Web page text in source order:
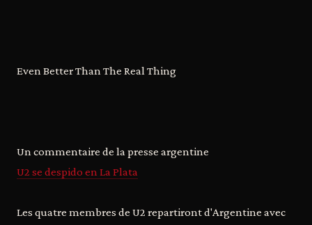
Even Better Than The Real Thing
Un commentaire de la presse argentine
U2 se despido en La Plata
Les quatre membres de U2 repartiront d'Argentine avec